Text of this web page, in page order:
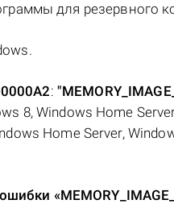
для резервного
:
8, Windows Home
Home Server,